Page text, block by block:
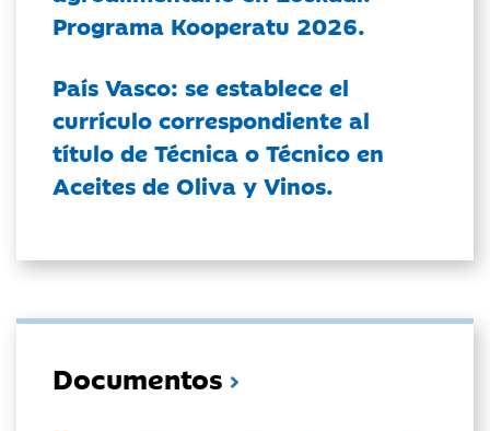
Programa Kooperatu 2026.
País Vasco: se establece el
currículo correspondiente al
título de Técnica o Técnico en
Aceites de Oliva y Vinos.
Documentos